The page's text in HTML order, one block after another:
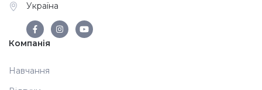
Фарби для розпису
Фольга для лиття (ефект кракелюра)
Україна
Компанія
Навчання